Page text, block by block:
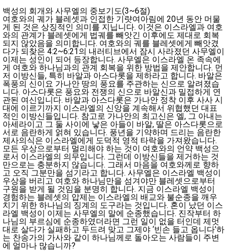
백성의 회개와 사무엘의 중보기도(3~6절)
여호와의 궤가 블레셋과 인접한 기럇여아림에 20년 동안 머물
게 된 것은 상징적인 의미를 지닙니다. 이것은 이스라엘과 여호
와의 관계가 블레셋에게 법궤를 빼앗긴 이후에도 제대로 회복
되지 않았음을 의미합니다. 여호와의 궤를 블레셋에게 빼앗겼
다가 되찾은 4:2~6:21의 내러티브에서 잠시 사라졌던 사무엘이
이제는 성인이 되어 등장합니다. 사무엘은 이스라엘 온 족속에
게 여호와 하나님과의 관계 회복을 위한 방법을 제안합니다. 먼
저 이방신들, 특히 바알과 아스다롯을 제하라고 합니다. 바알은
폭풍의 신이요 가나안 땅의 풍요를 주관하는 신으로 알려졌습
니다. 아스다롯은 풍요와 전쟁의 신으로 바알신과 밀접하게 연
관된 여신입니다. 바알과 아스다롯은 가나안 정착 이후 사사 시
대에 이르기까지 이스라엘의 신앙을 계속해서 위협했던 대표
적인 이방신들입니다. 참고로 가나안의 최고신은 엘, 그 아내는
아세라이고 그 둘 사이에 낳은 아들이 바알, 딸은 아스다롯으로
서로 음란하게 얽혀 있습니다. 풍년을 기약하며 드리는 음란한
제사의식은 이스라엘에게 도덕적 영적 타락을 가져왔습니다.
모든 우상으로부터 멀리해야 하는 것이 여호와의 언약 백성으
로서 이스라엘의 의무입니다. 그런데 이방신들을 제거하는 것
만으로는 충분하지 않습니다. 그래서 마음을 여호와께로 향하
고 오직 그분만을 섬기라고 합니다. 사무엘은 이스라엘 백성이
우상을 버리고 여호와 하나님만을 섬겨야만 블레셋으로부터
구원을 받게 될 것임을 분명히 합니다. 지금 이스라엘 백성이
경험하는 블레셋의 압제는 이스라엘의 배교와 불순종을 깨우
치기 위한 하나님의 징계의 도구라는 것입니다. 혼이 났던 이스
라엘 백성이 이제는 사무엘의 말에 순종했습니다. 진작부터 하
나님의 부르심에 순종하였더라면 그런 일이 없을 터인데 제멋
대로 살다가 실패하고 두드려 맞고 그제야 ‘빈손 들고 옵니다’하
는 찬송가의 가사와 같이 하나님께로 돌아오는 사람들이 주변
에 얼마나 많습니까?